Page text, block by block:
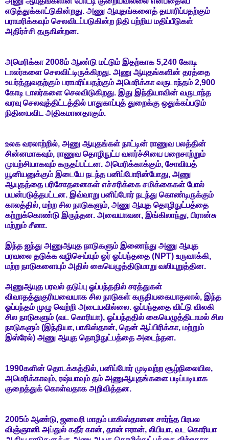
எடுத்துக்காட்டுகின்றது. அணு ஆயுதங்களைத் தயாரிப்பதற்கும்
பராமரிக்கவும் செலவிடப்படுகின்ற நிதி பற்றிய மதிப்பீடுகள்
அதிர்ச்சி தருகின்றன.
அமெரிக்கா 2008ம் ஆண்டு மட்டும் இதற்காக 5,240 கோடி
டாலர்களை செலவிட்டிருக்கிறது. அணு ஆயுதங்களின் தரத்தை
உயர்த்துவதற்கும் பராமரிப்பதற்கும் அமெரிக்கா வருடாந்தம் 2,900
கோடி டாலர்களை செலவிடுகிறது. இது இந்தியாவின் வருடாந்த
வரவு செலவுத்திட்டத்தில் பாதுகாப்புத் துறைக்கு ஒதுக்கப்படும்
நிதியைவிட அதிகமானதாகும்.
உலக வரலாற்றில், அணு ஆயுதங்கள் நாட்டின் ராணுவ பலத்தின்
சின்னமாகவும், ராணுவ தொழிநுட்ப வளர்ச்சியை பறைசாற்றும்
முயற்சியாகவும் கருதப்பட்டன. அமெரிக்காக்கும், சோவியத்
யூனியனுக்கும் இடையே நடந்த பனிப்போரின்போது, அணு
ஆயுதத்தை பரிசோதனைகள் எச்சரிக்கை சமிக்கைகள் போல்
பயன்படுத்தபட்டன. இவ்வாறு பனிப்போர் நடந்து கொண்டிருக்கும்
காலத்தில், மற்ற சில நாடுகளும், அணு ஆயுத தொழிநுட்பத்தை
கற்றுக்கொண்டு இருந்தன. அவையாவன, இங்கிலாந்து, பிரான்சு
மற்றும் சீனா.
இந்த ஐந்து அணுஆயுத நாடுகளும் இணைந்து அணு ஆயுத
பரவலை தடுக்க வழிசெய்யும் ஓர் ஓப்பந்ததை (NPT) உருவாக்கி,
மற்ற நாடுகளையும் அதில் கையெழுத்திடுமாறு வலியுறுத்தின.
அணுஆயுத பரவல் தடுப்பு ஓப்பந்ததில் சரத்துகள்
விவாதத்துகுரியவையாக சில நாடுகள் கருதியகையாதலால், இந்த
ஓப்பந்தம் முழு வெற்றி அடையவில்லை. ஓப்பந்ததை விட்டு விலகி
சில நாடுகளும் (வட கொரியா), ஓப்பந்ததில் கையெழுத்திடாமல் சில
நாடுகளும் (இந்தியா, பாகிஸ்தான், தென் ஆப்பிரிக்கா, மற்றும்
இஸ்ரேல்) அணு ஆயுத தொழிநுட்பத்தை அடைந்தன.
1990களின் தொடக்கத்தில், பனிப்போர் முடிவுற்ற சூழ்நிலையில,
அமெரிக்காவும், ரஷ்யாவும் தம் அணுஆயுதங்களை படிப்படியாக
குறைத்துக் கொள்வதாக அறிவித்தன.
2005ம் ஆண்டு, ஜனவரி மாதம் பாகிஸ்தானை சார்ந்த பிரபல
விஞ்ஞானி அப்துல் கதீர் கான், தான் ஈரான், லிபியா, வட கொரியா